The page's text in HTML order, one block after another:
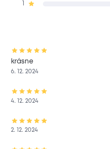
krásne
6. 12. 2024
4. 12. 2024
2. 12. 2024